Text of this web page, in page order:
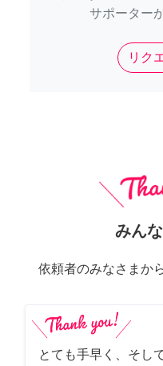
サポーター
リク
みん
依頼者のみなさまか
とても手早く、そし